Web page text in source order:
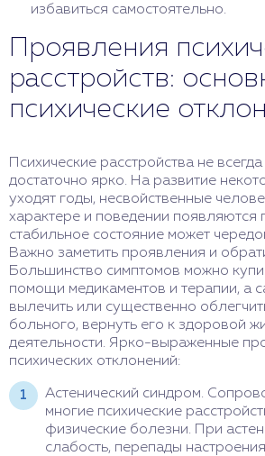
избавиться самостоятельно.
Проявления
расстройств:
психические
Психические расстройства не
достаточно ярко. На развитие
уходят годы, несвойственные
характере и поведении появляются
стабильное состояние может
Важно заметить проявления и
Большинство симптомов можно
помощи медикаментов и терапии, а
вылечить или существенно
больного, вернуть его к здоровой
деятельности. Ярко-выраженные
психических отклонений:
Астенический синдром.
многие психические
физические болезни. При
слабость, перепады